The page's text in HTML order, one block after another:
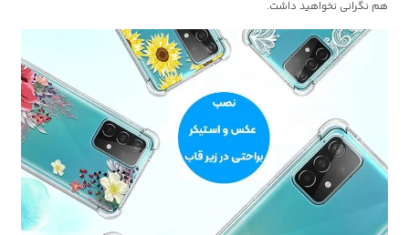
هم نگرانی نخواهید داشت.